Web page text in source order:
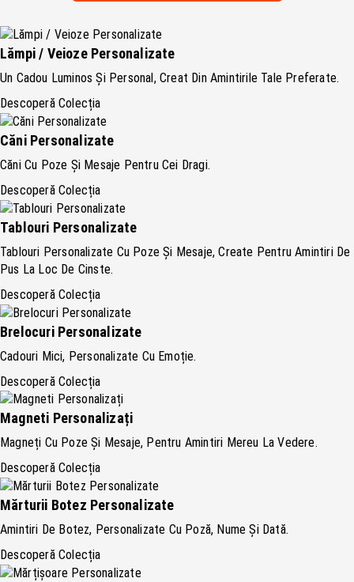
Lămpi / Veioze Personalizate
Un Cadou Luminos Și Personal, Creat Din Amintirile Tale Preferate.
Descoperă Colecția
Căni Personalizate
Căni Cu Poze Și Mesaje Pentru Cei Dragi.
Descoperă Colecția
Tablouri Personalizate
Tablouri Personalizate Cu Poze Și Mesaje, Create Pentru Amintiri De
Pus La Loc De Cinste.
Descoperă Colecția
Brelocuri Personalizate
Cadouri Mici, Personalizate Cu Emoție.
Descoperă Colecția
Magneti Personalizați
Magneți Cu Poze Și Mesaje, Pentru Amintiri Mereu La Vedere.
Descoperă Colecția
Mărturii Botez Personalizate
Amintiri De Botez, Personalizate Cu Poză, Nume Și Dată.
Descoperă Colecția